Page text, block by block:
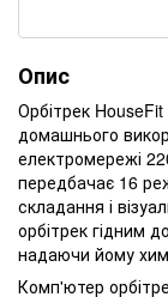
Опис
Орбітрек
домашнього
електромережі
передбачає 16
складання і
орбітрек гідним
надаючи йому
Комп'ютер